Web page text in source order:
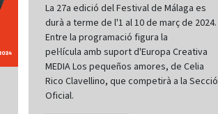
La 27a edició del Festival de Málaga es
durà a terme de l'1 al 10 de març de 2024.
Entre la programació figura la
pel·lícula amb suport d'Europa Creativa
MEDIA Los pequeños amores, de Celia
Rico Clavellino, que competirà a la Secció
Oficial.